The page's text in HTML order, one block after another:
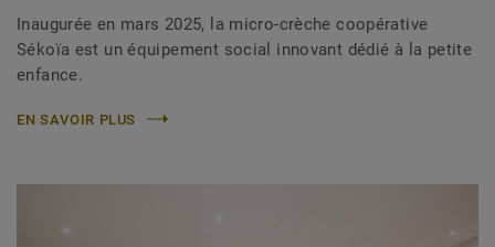
Inaugurée en mars 2025, la micro-crèche coopérative
Sékoïa est un équipement social innovant dédié à la petite
enfance.
EN SAVOIR PLUS